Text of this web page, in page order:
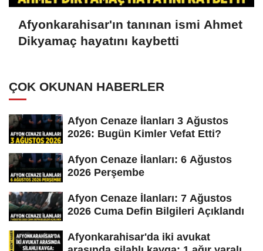
Afyonkarahisar'ın tanınan ismi Ahmet
Dikyamaç hayatını kaybetti
ÇOK OKUNAN HABERLER
Afyon Cenaze İlanları 3 Ağustos
2026: Bugün Kimler Vefat Etti?
Afyon Cenaze İlanları: 6 Ağustos
2026 Perşembe
Afyon Cenaze İlanları: 7 Ağustos
2026 Cuma Defin Bilgileri Açıklandı
Afyonkarahisar'da iki avukat